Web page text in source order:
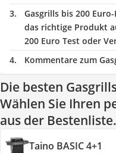
Gasgrills bis 200
das richtige Produkt
200 Euro Test oder
Kommentare zum
Die besten
Wählen Sie Ihren
aus der Bestenliste.
Taino BASIC 4+1